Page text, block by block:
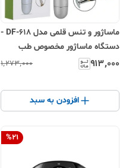
ماساژور و تنس قلمی مدل DF-618 -
دستگاه ماساژور مخصوص طب
سوزنی قابل حمل با شدت قابل
عضلات
۹۱۳٬۰۰۰ ۱٬۲۷۳٬۰۰۰
افزودن به سبد
%21